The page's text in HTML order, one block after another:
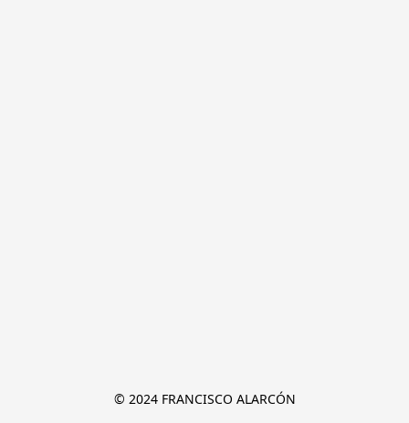
© 2024 FRANCISCO ALARCÓN